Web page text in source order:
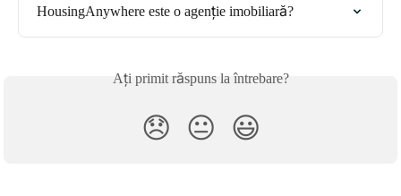
HousingAnywhere este o agenție imobiliară?
Ați primit răspuns la întrebare?
😞 😐 😃